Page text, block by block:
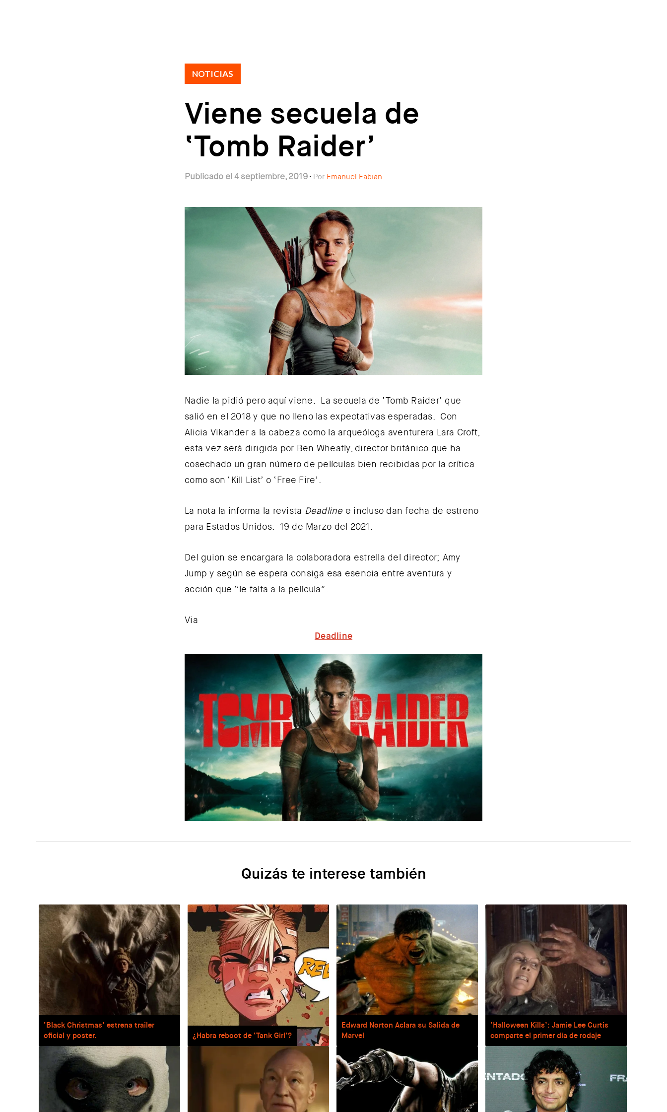
NOTICIAS
Viene secuela de
‘Tomb Raider’
Publicado el 4 septiembre, 2019 Por Emanuel Fabian
Nadie la pidió pero aquí viene. La secuela de ‘Tomb Raider’ que
salió en el 2018 y que no lleno las expectativas esperadas. Con
Alicia Vikander a la cabeza como la arqueóloga aventurera Lara Croft,
esta vez será dirigida por Ben Wheatly, director británico que ha
cosechado un gran número de películas bien recibidas por la crítica
como son ‘Kill List’ o ‘Free Fire’.
La nota la informa la revista Deadline e incluso dan fecha de estreno
para Estados Unidos. 19 de Marzo del 2021.
Del guion se encargara la colaboradora estrella del director; Amy
Jump y según se espera consiga esa esencia entre aventura y
acción que “le falta a la película”.
Via
Deadline
Quizás te interese
‘Black Christmas’ estrena trailer
oficial y poster.
¿Habra reboot de ‘Tank Girl’?
Edward Norton Aclara su Salida de
Marvel
‘Halloween Kills’: Jamie Lee Curtis
comparte el primer día de rodaje